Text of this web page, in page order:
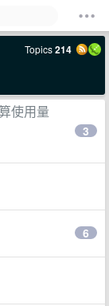
Topics214
使用量
3
6